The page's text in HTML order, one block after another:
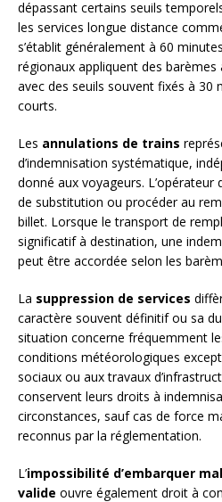
dépassant certains seuils
les services longue distance
s’établit généralement à 60
régionaux appliquent des
avec des seuils souvent fixés à 30
courts.
Les annulations de trains
d’indemnisation systématique,
donné aux voyageurs.
de substitution ou procéder au
billet. Lorsque le transport de
significatif à destination, une
peut être accordée selon les
La suppression de services
caractère souvent définitif ou sa
situation concerne fréquemment
conditions météorologiques
sociaux ou aux travaux
conservent leurs droits à
circonstances, sauf cas de force
reconnus par la réglementation.
L’impossibilité d’embarquer
valide ouvre également droit à